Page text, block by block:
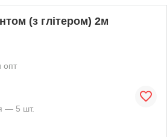
(з глітером) 2м
опт
— 5 шт.